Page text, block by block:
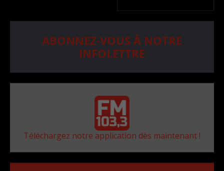
ABONNEZ-VOUS À NOTRE
INFOLETTRE
Téléchargez notre application dès maintenant !